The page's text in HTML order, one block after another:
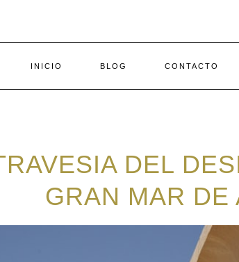
INICIO BLOG CONTACTO
DEL
GRAN MAR DE